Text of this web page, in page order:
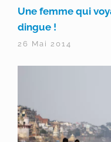
Une femme qui
dingue !
26 Mai 2014